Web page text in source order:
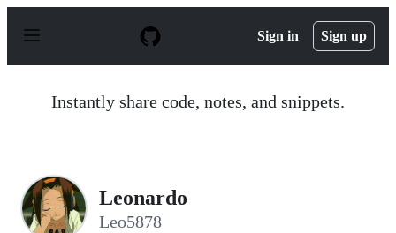
p
Sign in Sign up
Instantly share code, notes, and snippets.
Leonardo
Leo5878